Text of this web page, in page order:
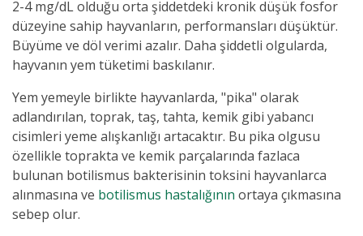
2-4 mg/dL olduğu orta şiddetdeki kronik düşük fosfor
düzeyine sahip hayvanların, performansları düşüktür.
Büyüme ve döl verimi azalır. Daha şiddetli olgularda,
hayvanın yem tüketimi baskılanır.
Yem yemeyle birlikte hayvanlarda, "pika" olarak
adlandırılan, toprak, taş, tahta, kemik gibi yabancı
cisimleri yeme alışkanlığı artacaktır. Bu pika olgusu
özellikle toprakta ve kemik parçalarında fazlaca
bulunan botilismus bakterisinin toksini hayvanlarca
alınmasına ve botilismus hastalığının ortaya çıkmasına
sebep olur.